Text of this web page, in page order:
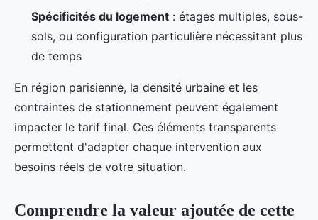
Spécificités du logement : étages multiples, sous-
sols, ou configuration particulière nécessitant plus
de temps
En région parisienne, la densité urbaine et les
contraintes de stationnement peuvent également
impacter le tarif final. Ces éléments transparents
permettent d'adapter chaque intervention aux
besoins réels de votre situation.
Comprendre la valeur ajoutée de cette